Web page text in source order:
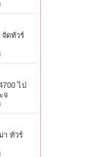
จัดทัวร์
ไป
จ
า ทัวร์